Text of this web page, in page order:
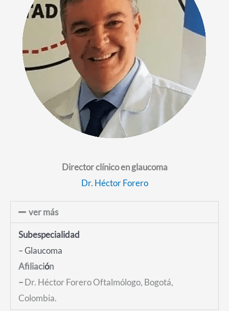
Director clínico en glaucoma
Dr. Héctor Forero
ver más
Subespecialidad
– Glaucoma
Afiliación
–Dr. Héctor Forero Oftalmólogo, Bogotá,
Colombia.